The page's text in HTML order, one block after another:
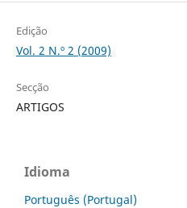
Edição
Vol. 2 N.º 2 (2009)
Secção
ARTIGOS
Idioma
Português (Portugal)